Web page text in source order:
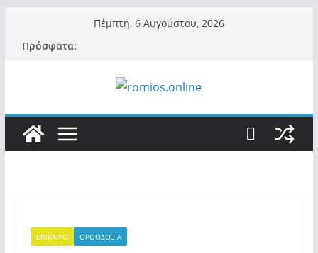
περιεχόμενο
Πέμπτη, 6 Αυγούστου, 2026
Πρόσφατα:
ΕΠΙΚΑΙΡΟ ΟΡΘΟΔΟΞΙΑ